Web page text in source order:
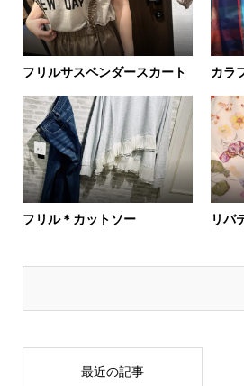
フリルサスペンダースカート カラ
フリル＊カットソー リバ
最近の記事